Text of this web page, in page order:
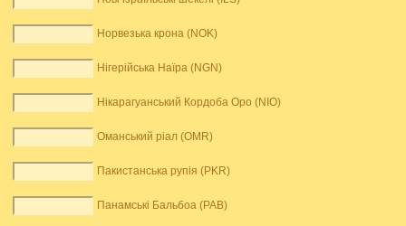
Норвезька крона (NOK)
Нігерійська Наїра (NGN)
Нікарагуанський Кордоба Оро (NIO)
Оманський ріал (OMR)
Пакистанська рупія (PKR)
Панамські Бальбоа (PAB)